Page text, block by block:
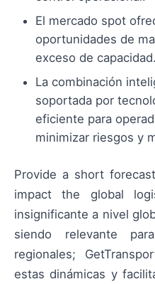
El mercado spot
oportunidades de
exceso de capacidad.
La combinación
soportada por
eficiente para
minimizar riesgos y
Provide a short
impact the global
insignificante a nivel
siendo relevante
regionales;
estas dinámicas y